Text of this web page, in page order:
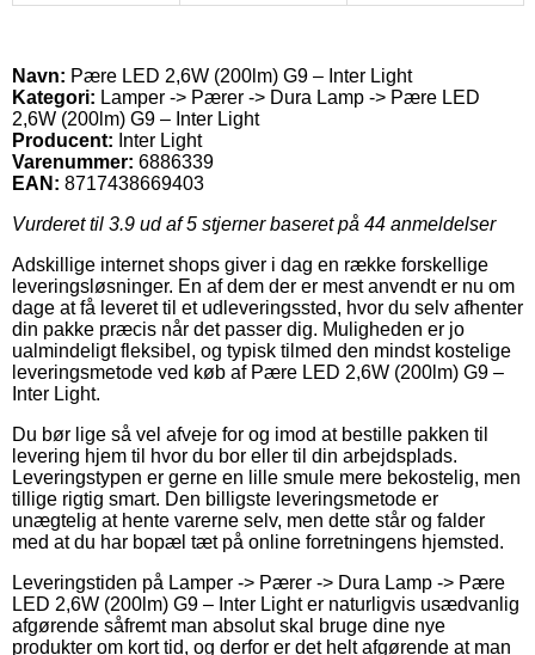
Navn: Pære LED 2,6W (200lm) G9 – Inter Light
Kategori: Lamper -> Pærer -> Dura Lamp -> Pære LED
2,6W (200lm) G9 – Inter Light
Producent: Inter Light
Varenummer: 6886339
EAN: 8717438669403
Vurderet til 3.9 ud af 5 stjerner baseret på 44 anmeldelser
Adskillige internet shops giver i dag en række forskellige
leveringsløsninger. En af dem der er mest anvendt er nu om
dage at få leveret til et udleveringssted, hvor du selv afhenter
din pakke præcis når det passer dig. Muligheden er jo
ualmindeligt fleksibel, og typisk tilmed den mindst kostelige
leveringsmetode ved køb af Pære LED 2,6W (200lm) G9 –
Inter Light.
Du bør lige så vel afveje for og imod at bestille pakken til
levering hjem til hvor du bor eller til din arbejdsplads.
Leveringstypen er gerne en lille smule mere bekostelig, men
tillige rigtig smart. Den billigste leveringsmetode er
unægtelig at hente varerne selv, men dette står og falder
med at du har bopæl tæt på online forretningens hjemsted.
Leveringstiden på Lamper -> Pærer -> Dura Lamp -> Pære
LED 2,6W (200lm) G9 – Inter Light er naturligvis usædvanlig
afgørende såfremt man absolut skal bruge dine nye
produkter om kort tid, og derfor er det helt afgørende at man